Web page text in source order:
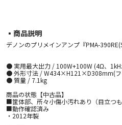
▪︎商品説明
デノンのプリメインアンプ『PMA-
● 実用最大出力 / 100W+100W (4Ω、
● 外形寸法 / W434×H121×D308mm(フ
● 質量 / 7.1kg
商品の状態【中古品】
■筐体部、所々小傷小汚れあり（目立つも
■動作確認済み
・2012年製